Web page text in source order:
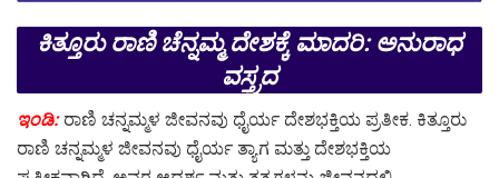
ಕಿತ್ತೂರು ರಾಣಿ ಚೆನ್ನಮ್ಮ ದೇಶಕ್ಕೆ ಮಾದರಿ: ಅನುರಾಧ
ವಸ್ತ್ರದ
ಇಂಡಿ: ರಾಣಿ ಚನ್ನಮ್ಮಳ ಜೀವನವು ಧೈರ್ಯ ದೇಶಭಕ್ತಿಯ ಪ್ರತೀಕ. ಕಿತ್ತೂರು
ರಾಣಿ ಚನ್ನಮ್ಮಳ ಜೀವನವು ಧೈರ್ಯ ತ್ಯಾಗ ಮತ್ತು ದೇಶಭಕ್ತಿಯ